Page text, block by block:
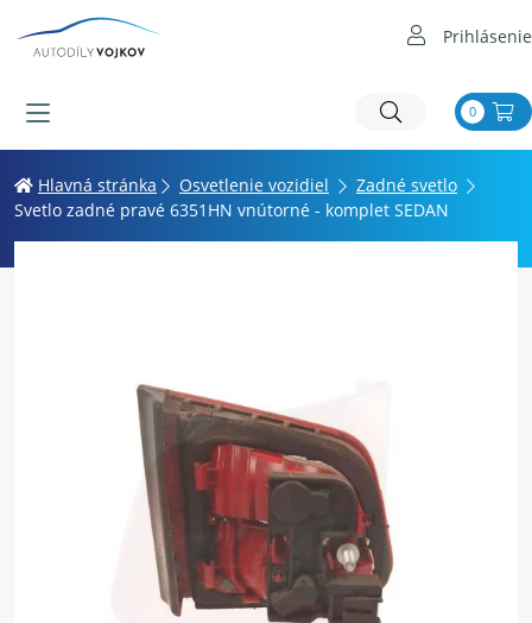
Prihlásenie
0
Hlavná stránka Osvetlenie vozidiel
Zadné svetlo
Svetlo zadné pravé 6351HN vnútorné - komplet SEDAN